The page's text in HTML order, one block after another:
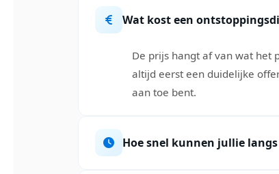
Wat kost een
De prijs hangt af van wat het
altijd eerst een duidelijke
aan toe bent.
Hoe snel kunnen jullie